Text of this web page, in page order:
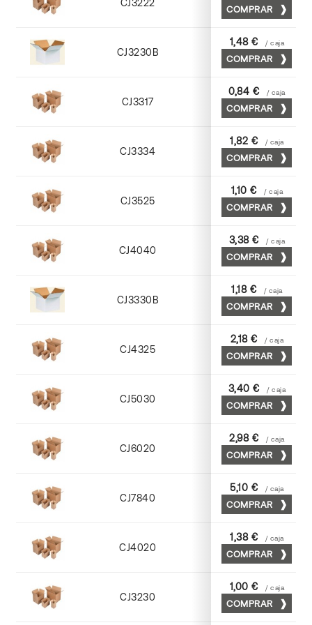
CJ3222
Kraft
COMPRAR
CJ3230B
Blanco
1,48 € / caja
COMPRAR
CJ3317
Kraft
0,84 € / caja
COMPRAR
CJ3334
Cuero
1,82 € / caja
COMPRAR
CJ3525
Kraft
1,10 € / caja
COMPRAR
CJ4040
Cuero
3,38 € / caja
COMPRAR
CJ3330B
Blanco
1,18 € / caja
COMPRAR
CJ4325
Cuero
2,18 € / caja
COMPRAR
CJ5030
Cuero
3,40 € / caja
COMPRAR
CJ6020
Cuero
2,98 € / caja
COMPRAR
CJ7840
Cuero
5,10 € / caja
COMPRAR
CJ4020
Kraft
1,38 € / caja
COMPRAR
CJ3230
Kraft
1,00 € / caja
COMPRAR